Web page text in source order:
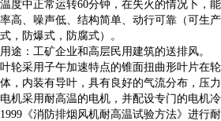
温度中正常运转60分钟，在失火的情况卜，
率高、噪声低、结构简单、动行可靠（可生
式，防爆式，防腐式）。
用途：工矿企业和高层民用建筑的送排风。
叶轮采用子午加速特点的锥面扭曲形叶片在
体，内装有导叶，具有良好的气流分布，压
电机采用耐高温的电机，并配设专门的电机
1999《消防排烟风机耐高温试验方法》进行